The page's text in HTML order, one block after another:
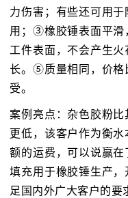
力伤害；有些还可用
用；③橡胶锤表面平滑
工件表面，不会产生
长。⑤质量相同，价格
受。
案例亮点：杂色胶粉
更低，该客户作为衡
额的运费，可以说赢
填充用于橡胶锤生产
足国内外广大客户的要